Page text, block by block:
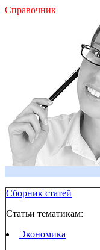
Справочник
Сборник статей
Статьи тематикам:
Экономика